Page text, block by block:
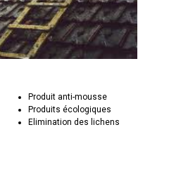
Produit anti-mousse
Produits écologiques
Elimination des lichens